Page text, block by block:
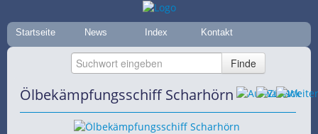
Startseite News Index Kontakt
Ölbekämpfungsschiff Scharhörn